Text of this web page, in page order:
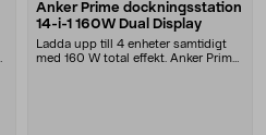
Anker Prime dockningsstation
14-i-1 160W Dual Display
Ladda upp till 4 enheter samtidigt
med 160 W total effekt. Anker Prime